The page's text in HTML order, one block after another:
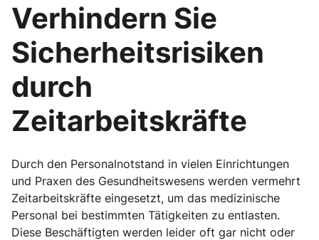
Verhindern Sie
Sicherheitsrisiken
durch
Zeitarbeitskräfte
Durch den Personalnotstand in vielen Einrichtungen
und Praxen des Gesundheitswesens werden vermehrt
Zeitarbeitskräfte eingesetzt, um das medizinische
Personal bei bestimmten Tätigkeiten zu entlasten.
Diese Beschäftigten werden leider oft gar nicht oder